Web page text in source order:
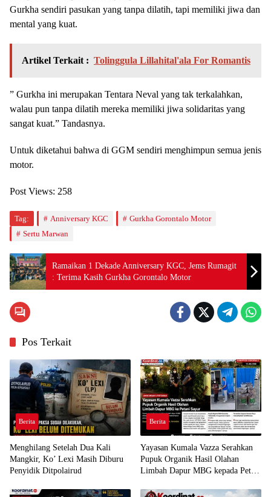
Gurkha sendiri pasukan yang tanpa dilatih, tapi memiliki jiwa dan
mental yang kuat.
Artikel Terkait : Tolinggula Lillahital'ala For Romantis
” Gurkha ini merupakan Tentara Neval yang tak terkalahkan,
walau pun tanpa dilatih mereka memiliki jiwa solidaritas yang
sangat kuat.” Tandasnya.
Untuk diketahui bahwa di GGM sendiri menghimpun semua jenis
motor.
Post Views: 258
Tag: Anniversary KGC
Gurkha Gorontalo Motor
Sertu Marwan
Ramaikan 1 Dekade Anniversary KGC, Jems Rumagit
: Terima Kasih Gurkha Gorontalo Motor
Pos Terkait
Berita
Menghilang Setelah Dua Kali
Mangkir, Ko’ Lexi Masih Diburu
Penyidik Ditpolairud
Berita
Yayasan Kumala Vazza Serahkan
Pupuk Organik Hasil Olahan
Limbah Dapur MBG kepada Petani